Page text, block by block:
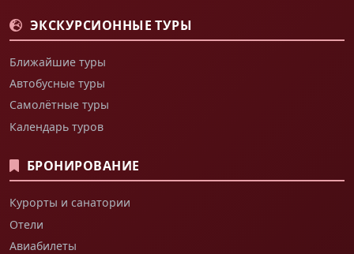
ЭКСКУРСИОННЫЕ ТУРЫ
Ближайшие туры
Автобусные туры
Самолётные туры
Календарь туров
БРОНИРОВАНИЕ
Курорты и санатории
Отели
Авиабилеты